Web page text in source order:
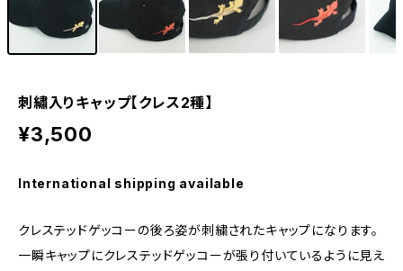
刺繡入りキャップ【クレス2種】
¥3,500
International shipping available
クレステッドゲッコーの後ろ姿が刺繍されたキャップになります。
一瞬キャップにクレステッドゲッコーが張り付いているように見え